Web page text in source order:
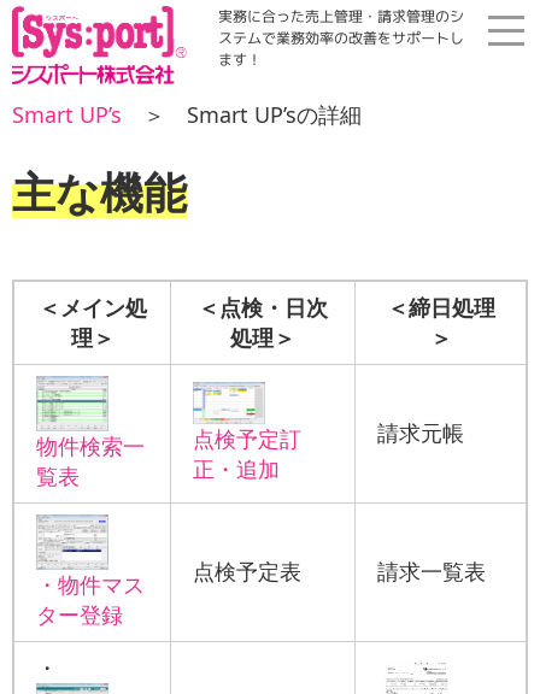
実務に合った売上管理・請求管理のシ
ステムで業務効率の改善をサポートし
ます！
コラム・Qinfo
Smart UP’s ＞ Smart UP’sの詳細
主な機能
＜メイン処
理＞
＜点検・日次
処理＞
＜締日処理
＞
物件検索一
覧表
点検予定訂
正・追加
請求元帳
・物件マス
ター登録
点検予定表 請求一覧表
・